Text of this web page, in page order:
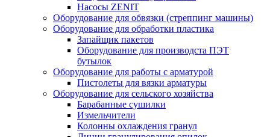
Насосы ZENIT
Оборудование для обвязки (стреппинг машины)
Оборудование для обработки пластика
Запайщик пакетов
Оборудование для производста ПЭТ
бутылок
Оборудование для работы с арматурой
Пистолеты для вязки арматуры
Оборудование для сельского хозяйства
Барабанные сушилки
Измельчители
Колонны охлаждения гранул